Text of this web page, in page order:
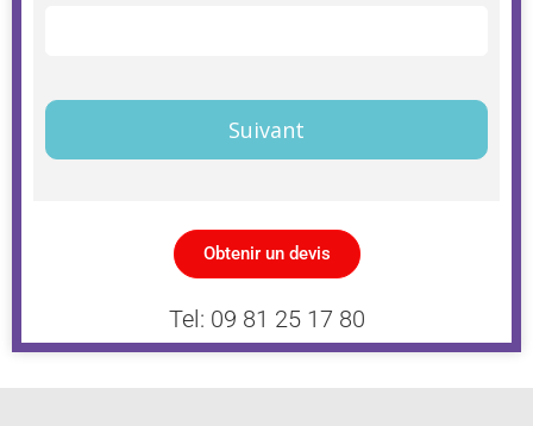
Premier
Suivant
Obtenir un devis
Tel: 09 81 25 17 80